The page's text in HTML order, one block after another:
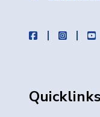
facebook
Quicklinks